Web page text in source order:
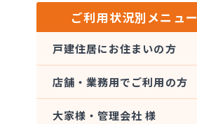
ご利用状況別メニュー
戸建住居にお住まいの方
店舗・業務用でご利用の方
大家様・管理会社 様